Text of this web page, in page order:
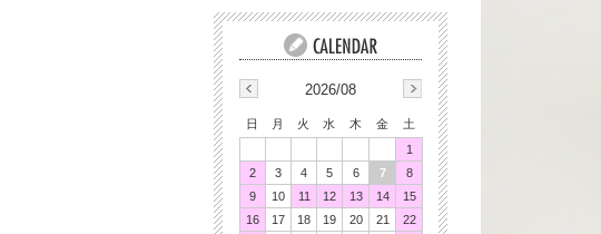
2026/08
日 月 火 水 木 金
土
1
2
3 4 5 6 7
8
9
10 11 12 13 14
15
16
17 18 19 20 21
22